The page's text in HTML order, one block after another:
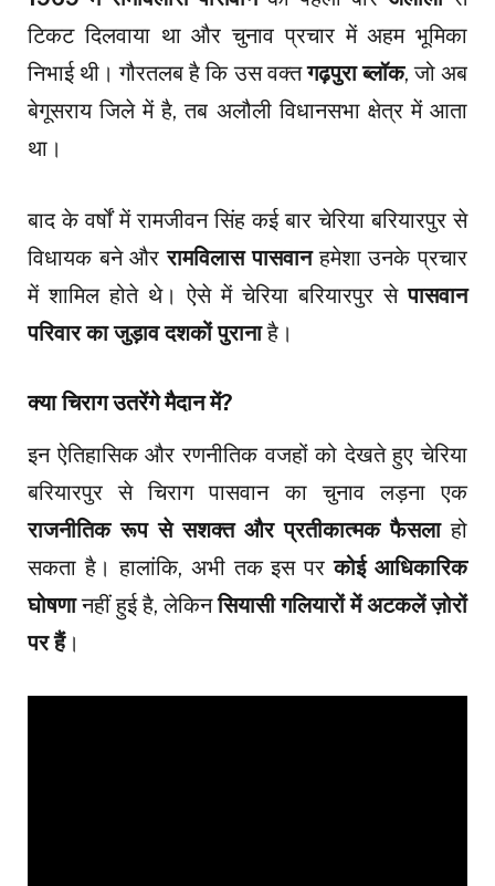
टिकट दिलवाया था और चुनाव प्रचार में अहम भूमिका
निभाई थी। गौरतलब है कि उस वक्तगढ़पुरा ब्लॉक, जो अब
बेगूसराय जिले में है, तब अलौली विधानसभा क्षेत्र में आता
था।
बाद के वर्षों में रामजीवन सिंह कई बार चेरिया बरियारपुर से
विधायक बने औररामविलास पासवानहमेशा उनके प्रचार
में शामिल होते थे। ऐसे में चेरिया बरियारपुर सेपासवान
परिवार का जुड़ाव दशकों पुरानाहै।
क्या चिराग उतरेंगे मैदान में?
इन ऐतिहासिक और रणनीतिक वजहों को देखते हुए चेरिया
बरियारपुर से चिराग पासवान का चुनाव लड़ना एक
राजनीतिक रूप से सशक्त और प्रतीकात्मक फैसलाहो
सकता है। हालांकि, अभी तक इस परकोई आधिकारिक
घोषणानहीं हुई है, लेकिनसियासी गलियारों में अटकलें ज़ोरों
पर हैं।